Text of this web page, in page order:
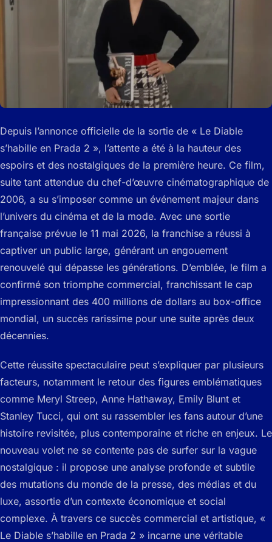
Depuis l’annonce officielle de la sortie de « Le Diable
s’habille en Prada 2 », l’attente a été à la hauteur des
espoirs et des nostalgiques de la première heure. Ce film,
suite tant attendue du chef-d’œuvre cinématographique de
2006, a su s’imposer comme un événement majeur dans
l’univers du cinéma et de la mode. Avec une sortie
française prévue le 11 mai 2026, la franchise a réussi à
captiver un public large, générant un engouement
renouvelé qui dépasse les générations. D’emblée, le film a
confirmé son triomphe commercial, franchissant le cap
impressionnant des 400 millions de dollars au box-office
mondial, un succès rarissime pour une suite après deux
décennies.
Cette réussite spectaculaire peut s’expliquer par plusieurs
facteurs, notamment le retour des figures emblématiques
comme Meryl Streep, Anne Hathaway, Emily Blunt et
Stanley Tucci, qui ont su rassembler les fans autour d’une
histoire revisitée, plus contemporaine et riche en enjeux. Le
nouveau volet ne se contente pas de surfer sur la vague
nostalgique : il propose une analyse profonde et subtile
des mutations du monde de la presse, des médias et du
luxe, assortie d’un contexte économique et social
complexe. À travers ce succès commercial et artistique, «
Le Diable s’habille en Prada 2 » incarne une véritable